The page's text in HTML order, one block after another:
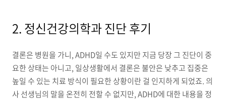
2. 정신건강의학과 진단 후기
결론은 병원을 가니, ADHD일 수도 있지만 지금 당장 그 진단이 중
요한 상태는 아니고, 일상생활에서 결론은 불안은 낮추고 집중은
높일 수 있는 치료 방식이 필요한 상황이란 걸 인지하게 되었죠. 의
사 선생님의 말을 온전히 전할 수 없지만, ADHD에 대한 내용을 정